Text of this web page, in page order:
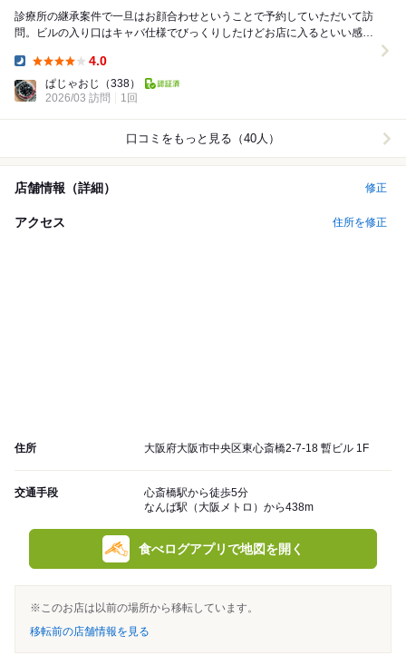
診療所の継承案件で一旦はお顔合わせということで予約していただいて訪
問。ビルの入り口はキャバ仕様でびっくりしたけどお店に入るといい感
4.0
ぱじゃおじ
（338）
2026/03 訪問
1回
口コミをもっと見る（40人）
店舗情報（詳細） 修正
アクセス 住所を修正
住所 大阪府大阪市中央区東心斎橋2-7-18 暫ビル 1F
交通手段
心斎橋駅から徒歩5分
なんば駅（大阪メトロ）から438m
食べログアプリで地図を開く
※このお店は以前の場所から移転しています。
移転前の店舗情報を見る